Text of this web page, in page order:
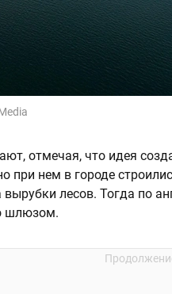
отмечая, что идея
при нем в городе
лесов. Тогда по
шлюзом.